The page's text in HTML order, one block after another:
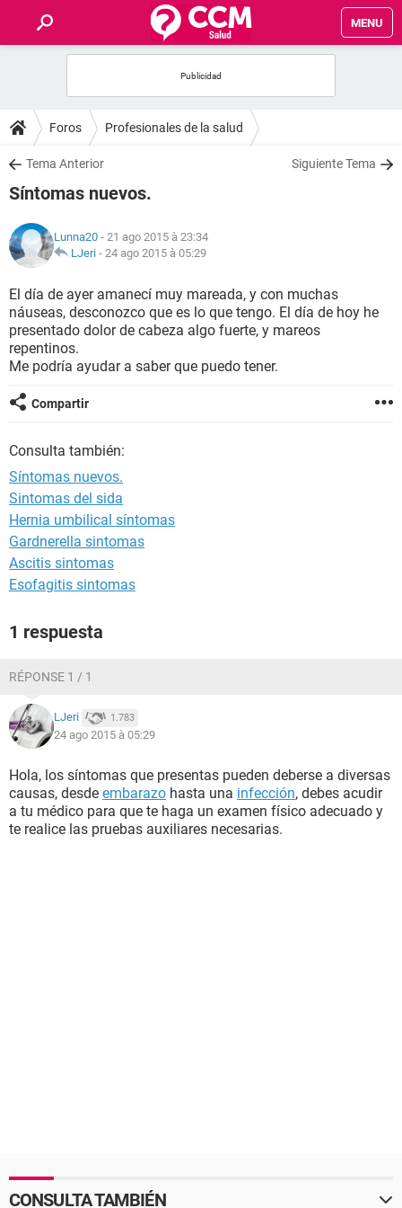
MENU
FORUMS
SALUD
NUTRICIÓN
BIENESTAR
SEXUALIDAD
GLOSARIO
Foros Profesionales de la salud
Tema Anterior Siguiente Tema
Síntomas nuevos.
Lunna20 - 21 ago 2015 à 23:34
LJeri - 24 ago 2015 à 05:29
El día de ayer amanecí muy mareada, y con muchas
náuseas, desconozco que es lo que tengo. El día de hoy he
presentado dolor de cabeza algo fuerte, y mareos
repentinos.
Me podría ayudar a saber que puedo tener.
Compartir
Consulta también:
Síntomas nuevos.
Sintomas del sida
Hernia umbilical síntomas
Gardnerella sintomas
Ascitis sintomas
Esofagitis sintomas
1 respuesta
RÉPONSE 1 / 1
LJeri 1.783
24 ago 2015 à 05:29
Hola, los síntomas que presentas pueden deberse a diversas
causas, desde embarazo hasta una infección, debes acudir
a tu médico para que te haga un examen físico adecuado y
te realice las pruebas auxiliares necesarias.
CONSULTA TAMBIÉN